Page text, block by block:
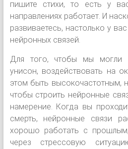
пишите стихи, то есть у
направлениях работает. И
развиваетесь, настолько у
нейронных связей.
Для того, чтобы мы могли
унисон, воздействовать на
этом быть высокочастотным,
чтобы строить нейронные
намерение. Когда вы
смерть, нейронные связи
хорошо работать с
через стрессовую